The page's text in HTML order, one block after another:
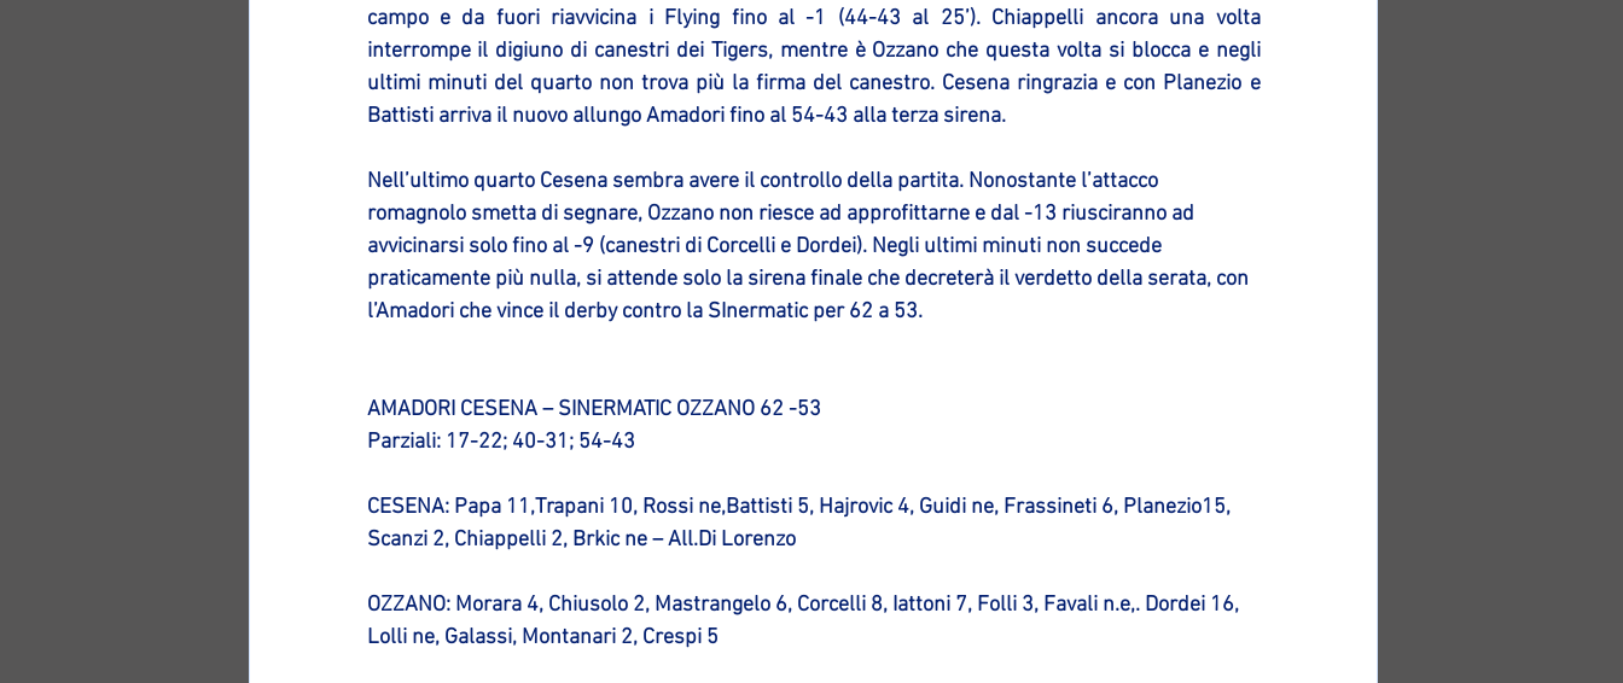
campo e da fuori riavvicina i Flying fino al -1 (44-43 al 25’). Chiappelli ancora una volta
interrompe il digiuno di canestri dei Tigers, mentre è Ozzano che questa volta si blocca e negli
ultimi minuti del quarto non trova più la firma del canestro. Cesena ringrazia e con Planezio e
Battisti arriva il nuovo allungo Amadori fino al 54-43 alla terza sirena.
Nell’ultimo quarto Cesena sembra avere il controllo della partita. Nonostante l’attacco
romagnolo smetta di segnare, Ozzano non riesce ad approfittarne e dal -13 riusciranno ad
avvicinarsi solo fino al -9 (canestri di Corcelli e Dordei). Negli ultimi minuti non succede
praticamente più nulla, si attende solo la sirena finale che decreterà il verdetto della serata, con
l’Amadori che vince il derby contro la SInermatic per 62 a 53.
AMADORI CESENA – SINERMATIC OZZANO 62 -53
Parziali: 17-22; 40-31; 54-43
CESENA: Papa 11,Trapani 10, Rossi ne,Battisti 5, Hajrovic 4, Guidi ne, Frassineti 6, Planezio15,
Scanzi 2, Chiappelli 2, Brkic ne – All.Di Lorenzo
OZZANO: Morara 4, Chiusolo 2, Mastrangelo 6, Corcelli 8, Iattoni 7, Folli 3, Favali n.e,. Dordei 16,
Lolli ne, Galassi, Montanari 2, Crespi 5